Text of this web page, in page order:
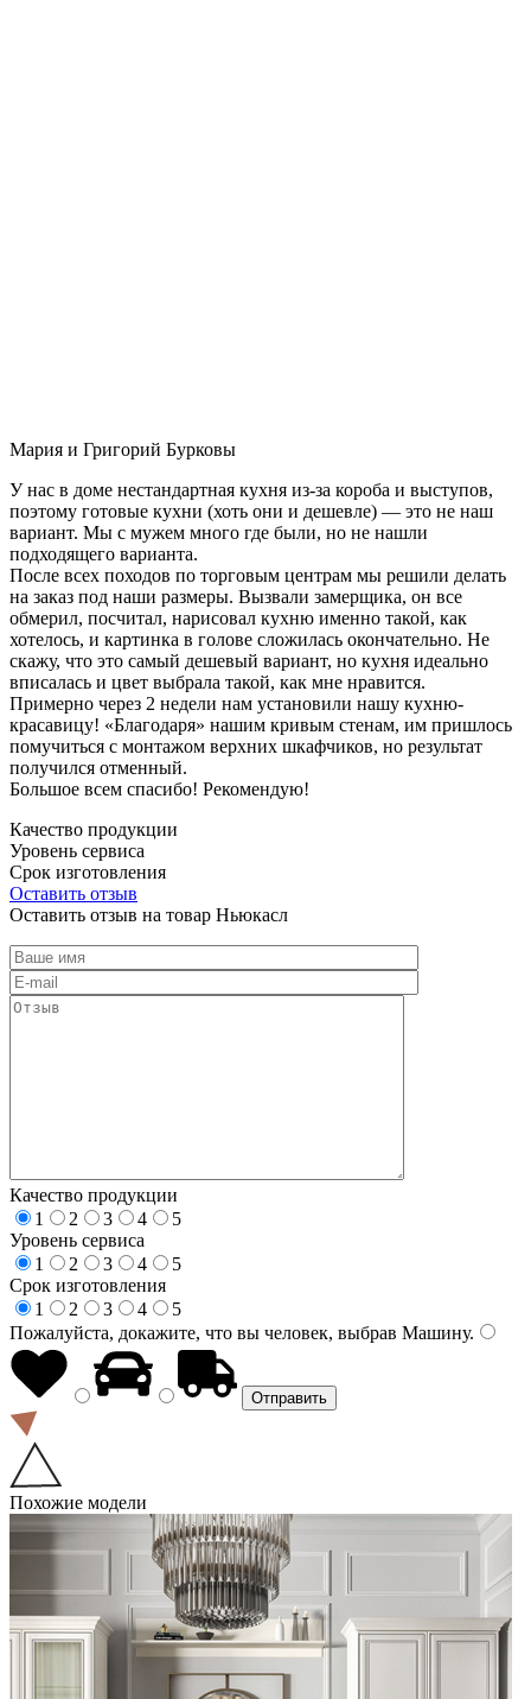
Мария и Григорий Бурковы
У нас в доме нестандартная кухня из-за короба и выступов,
поэтому готовые кухни (хоть они и дешевле) — это не наш
вариант. Мы с мужем много где были, но не нашли
подходящего варианта.
После всех походов по торговым центрам мы решили делать
на заказ под наши размеры. Вызвали замерщика, он все
обмерил, посчитал, нарисовал кухню именно такой, как
хотелось, и картинка в голове сложилась окончательно. Не
скажу, что это самый дешевый вариант, но кухня идеально
вписалась и цвет выбрала такой, как мне нравится.
Примерно через 2 недели нам установили нашу кухню-
красавицу! «Благодаря» нашим кривым стенам, им пришлось
помучиться с монтажом верхних шкафчиков, но результат
получился отменный.
Большое всем спасибо! Рекомендую!
Качество продукции
Уровень сервиса
Срок изготовления
Оставить отзыв
Оставить отзыв на товар Ньюкасл
Качество продукции
1
2 3 4
5
Уровень сервиса
1
2 3 4
5
Срок изготовления
1
2 3 4
5
Пожалуйста, докажите, что вы человек, выбрав Машину.
Похожие модели